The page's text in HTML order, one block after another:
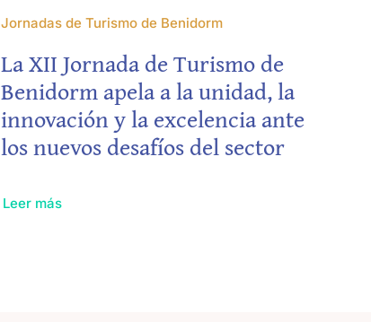
Jornadas de Turismo de Benidorm
La XII Jornada de Turismo de
Benidorm apela a la unidad, la
innovación y la excelencia ante
los nuevos desafíos del sector
Leer más